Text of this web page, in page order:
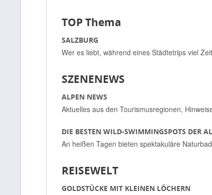
TOP Thema
SALZBURG
Wer es liebt, während eines Städtetrips viel
SZENENEWS
ALPEN NEWS
Aktuelles aus den Tourismusregionen,
DIE BESTEN WILD-SWIMMINGSPOTS DER
An heißen Tagen bieten spektakuläre
REISEWELT
GOLDSTÜCKE MIT KLEINEN LÖCHERN